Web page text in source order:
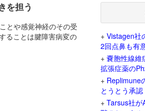
を担う
とや感覚神経のその受
ることは腱障害病変の
+ Vistagen社
2回点鼻も有
+ 嚢胞性線維
拡張症薬の
+ Replimune
とうとう承認
+ Tarsus社が